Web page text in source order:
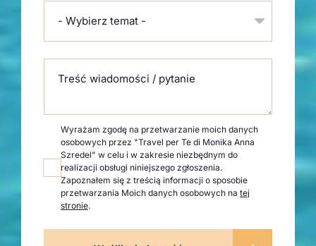
- Wybierz temat -
Treść wiadomości / pytanie
Wyrażam zgodę na przetwarzanie moich danych
osobowych przez "Travel per Te di Monika Anna
Szredel" w celu i w zakresie niezbędnym do
realizacji obsługi niniejszego zgłoszenia.
Zapoznałem się z treścią informacji o sposobie
przetwarzania Moich danych osobowych na tej
stronie.